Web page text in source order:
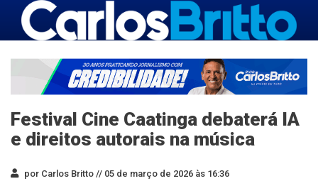
Festival Cine Caatinga debaterá IA
e direitos autorais na música
por Carlos Britto // 05 de março de 2026 às 16:36